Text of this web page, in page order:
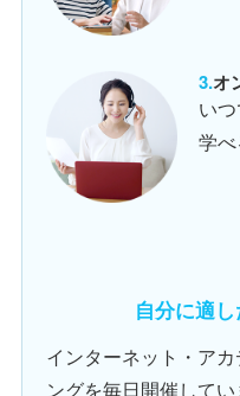
オ
い
学べ
自分に適
インターネット・ア
ングを毎日開催して